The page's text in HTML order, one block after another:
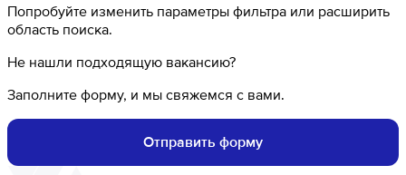
Попробуйте изменить параметры фильтра или расширить
область поиска.
Не нашли подходящую вакансию?
Заполните форму, и мы свяжемся с вами.
Отправить форму